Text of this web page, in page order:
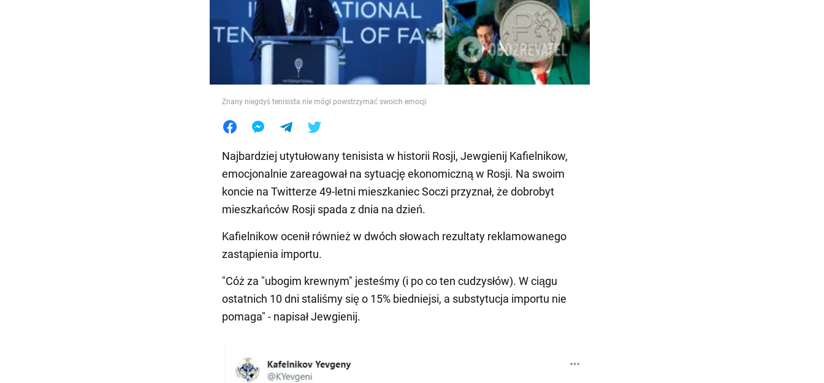
Jedzenie
Znany niegdyś tenisista nie mógł powstrzymać swoich emocji
Najbardziej utytułowany tenisista w historii Rosji, Jewgienij Kafielnikow,
emocjonalnie zareagował na sytuację ekonomiczną w Rosji. Na swoim
koncie na Twitterze 49-letni mieszkaniec Soczi przyznał, że dobrobyt
mieszkańców Rosji spada z dnia na dzień.
Kafielnikow ocenił również w dwóch słowach rezultaty reklamowanego
zastąpienia importu.
"Cóż za "ubogim krewnym" jesteśmy (i po co ten cudzysłów). W ciągu
ostatnich 10 dni staliśmy się o 15% biedniejsi, a substytucja importu nie
pomaga" - napisał Jewgienij.